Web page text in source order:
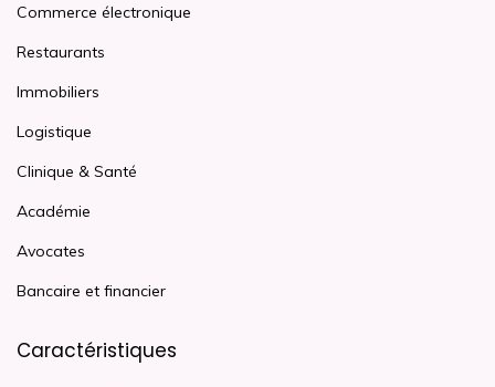
Commerce électronique
Restaurants
Immobiliers
Logistique
Clinique & Santé
Académie
Avocates
Bancaire et financier
Caractéristiques